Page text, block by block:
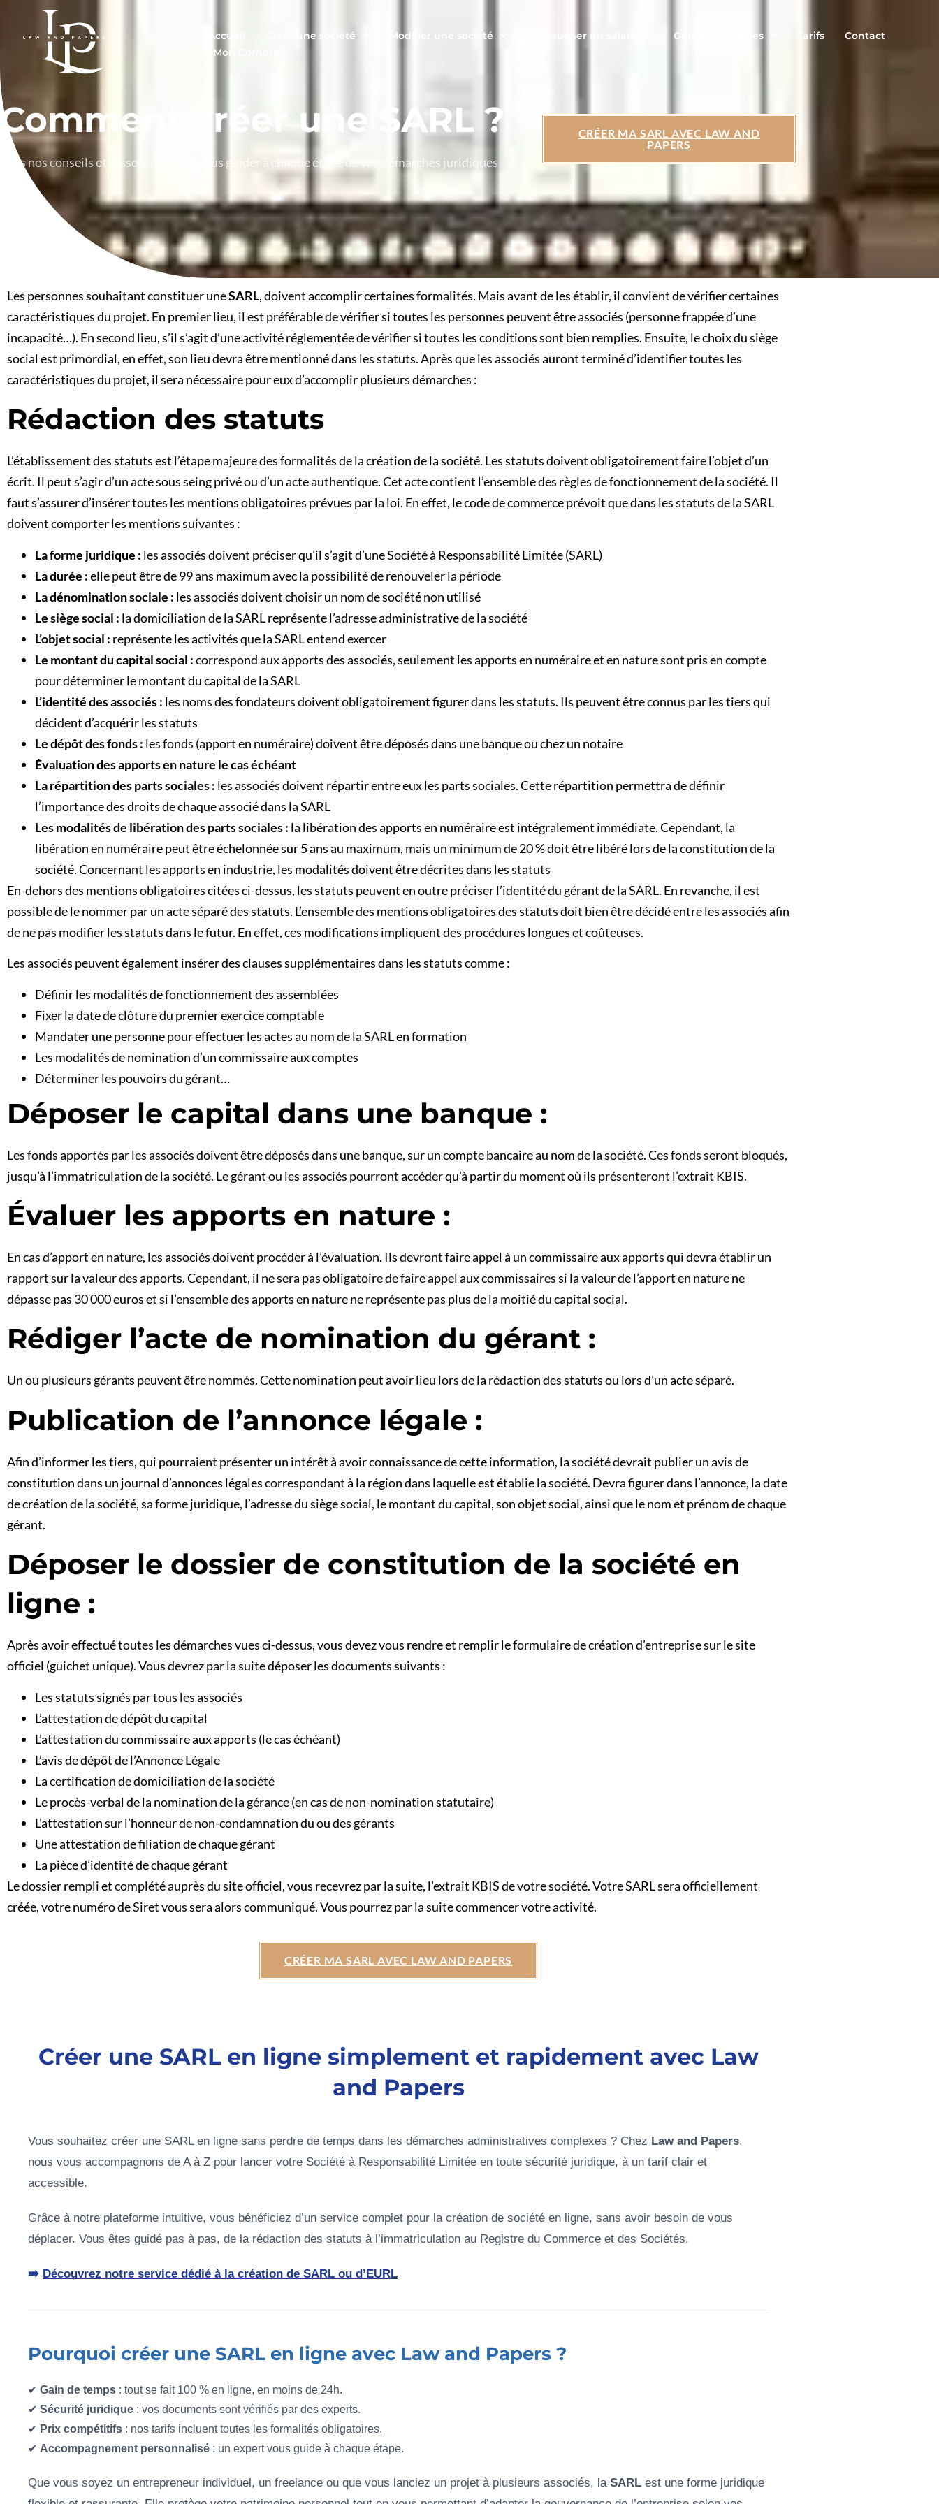
Accueil Créer une société Modifier une société Embaucher un salarié Guides juridiques Tarifs
Contact
Mon Compte
Comment créer une SARL ?
Tous nos conseils et ressources pour vous guider à chaque étape de vos démarches juridiques
CRÉER MA SARL AVEC LAW AND
PAPERS
Les personnes souhaitant constituer uneSARL, doivent accomplir certaines formalités. Mais avant de les établir, il convient de vérifier certaines
caractéristiques du projet. En premier lieu, il est préférable de vérifier si toutes les personnes peuvent être associés (personne frappée d’une
incapacité…). En second lieu, s’il s’agit d’une activité réglementée de vérifier si toutes les conditions sont bien remplies. Ensuite, le choix du siège
social est primordial, en effet, son lieu devra être mentionné dans les statuts. Après que les associés auront terminé d’identifier toutes les
caractéristiques du projet, il sera nécessaire pour eux d’accomplir plusieurs démarches :
Rédaction des statuts
L’établissement des statuts est l’étape majeure des formalités de la création de la société. Les statuts doivent obligatoirement faire l’objet d’un
écrit. Il peut s’agir d’un acte sous seing privé ou d’un acte authentique. Cet acte contient l’ensemble des règles de fonctionnement de la société. Il
faut s’assurer d’insérer toutes les mentions obligatoires prévues par la loi. En effet, le code de commerce prévoit que dans les statuts de la SARL
doivent comporter les mentions suivantes :
La forme juridique : les associés doivent préciser qu’il s’agit d’une Société à Responsabilité Limitée (SARL)
La durée :elle peut être de 99 ans maximum avec la possibilité de renouveler la période
La dénomination sociale : les associés doivent choisir un nom de société non utilisé
Le siège social : la domiciliation de la SARL représente l’adresse administrative de la société
L’objet social : représente les activités que la SARL entend exercer
Le montant du capital social :correspond aux apports des associés, seulement les apports en numéraire et en nature sont pris en compte
pour déterminer le montant du capital de la SARL
L’identité des associés : les noms des fondateurs doivent obligatoirement figurer dans les statuts. Ils peuvent être connus par les tiers qui
décident d’acquérir les statuts
Le dépôt des fonds : les fonds (apport en numéraire) doivent être déposés dans une banque ou chez un notaire
Évaluation des apports en nature le cas échéant
La répartition des parts sociales : les associés doivent répartir entre eux les parts sociales. Cette répartition permettra de définir
l’importance des droits de chaque associé dans la SARL
Les modalités de libération des parts sociales : la libération des apports en numéraire est intégralement immédiate. Cependant, la
libération en numéraire peut être échelonnée sur 5 ans au maximum, mais un minimum de 20 % doit être libéré lors de la constitution de la
société. Concernant les apports en industrie, les modalités doivent être décrites dans les statuts
En-dehors des mentions obligatoires citées ci-dessus, les statuts peuvent en outre préciser l’identité du gérant de la SARL. En revanche, il est
possible de le nommer par un acte séparé des statuts. L’ensemble des mentions obligatoires des statuts doit bien être décidé entre les associés afin
de ne pas modifier les statuts dans le futur. En effet, ces modifications impliquent des procédures longues et coûteuses.
Les associés peuvent également insérer des clauses supplémentaires dans les statuts comme :
Définir les modalités de fonctionnement des assemblées
Fixer la date de clôture du premier exercice comptable
Mandater une personne pour effectuer les actes au nom de la SARL en formation
Les modalités de nomination d’un commissaire aux comptes
Déterminer les pouvoirs du gérant…
Déposer le capital dans une banque :
Les fonds apportés par les associés doivent être déposés dans une banque, sur un compte bancaire au nom de la société. Ces fonds seront bloqués,
jusqu’à l’immatriculation de la société. Le gérant ou les associés pourront accéder qu’à partir du moment où ils présenteront l’extrait KBIS.
Évaluer les apports en nature :
En cas d’apport en nature, les associés doivent procéder à l’évaluation. Ils devront faire appel à un commissaire aux apports qui devra établir un
rapport sur la valeur des apports. Cependant, il ne sera pas obligatoire de faire appel aux commissaires si la valeur de l’apport en nature ne
dépasse pas 30 000 euros et si l’ensemble des apports en nature ne représente pas plus de la moitié du capital social.
Rédiger l’acte de nomination du gérant :
Un ou plusieurs gérants peuvent être nommés. Cette nomination peut avoir lieu lors de la rédaction des statuts ou lors d’un acte séparé.
Publication de l’annonce légale :
Afin d’informer les tiers, qui pourraient présenter un intérêt à avoir connaissance de cette information, la société devrait publier un avis de
constitution dans un journal d’annonces légales correspondant à la région dans laquelle est établie la société. Devra figurer dans l’annonce, la date
de création de la société, sa forme juridique, l’adresse du siège social, le montant du capital, son objet social, ainsi que le nom et prénom de chaque
gérant.
Déposer le dossier de constitution de la société en
ligne :
Après avoir effectué toutes les démarches vues ci-dessus, vous devez vous rendre et remplir le formulaire de création d’entreprise sur le site
officiel (guichet unique). Vous devrez par la suite déposer les documents suivants :
Les statuts signés par tous les associés
L’attestation de dépôt du capital
L’attestation du commissaire aux apports (le cas échéant)
L’avis de dépôt de l’Annonce Légale
La certification de domiciliation de la société
Le procès-verbal de la nomination de la gérance (en cas de non-nomination statutaire)
L’attestation sur l’honneur de non-condamnation du ou des gérants
Une attestation de filiation de chaque gérant
La pièce d’identité de chaque gérant
Le dossier rempli et complété auprès du site officiel, vous recevrez par la suite, l’extrait KBIS de votre société. Votre SARL sera officiellement
créée, votre numéro de Siret vous sera alors communiqué. Vous pourrez par la suite commencer votre activité.
CRÉER MA SARL AVEC LAW AND PAPERS
Créer une SARL en ligne simplement et rapidement avec Law
and Papers
Vous souhaitez créer une SARL en ligne sans perdre de temps dans les démarches administratives complexes ? Chez Law and Papers,
nous vous accompagnons de A à Z pour lancer votre Société à Responsabilité Limitée en toute sécurité juridique, à un tarif clair et
accessible.
Grâce à notre plateforme intuitive, vous bénéficiez d’un service complet pour la création de société en ligne, sans avoir besoin de vous
déplacer. Vous êtes guidé pas à pas, de la rédaction des statuts à l’immatriculation au Registre du Commerce et des Sociétés.
➡️ Découvrez notre service dédié à la création de SARL ou d’EURL
Pourquoi créer une SARL en ligne avec Law and Papers ?
✔ Gain de temps : tout se fait 100 % en ligne, en moins de 24h.
✔ Sécurité juridique : vos documents sont vérifiés par des experts.
✔ Prix compétitifs : nos tarifs incluent toutes les formalités obligatoires.
✔ Accompagnement personnalisé : un expert vous guide à chaque étape.
Que vous soyez un entrepreneur individuel, un freelance ou que vous lanciez un projet à plusieurs associés, la SARL est une forme juridique